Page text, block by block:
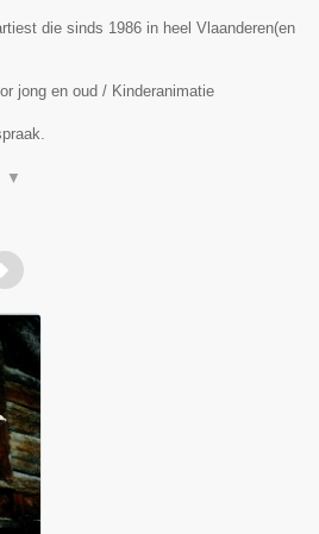
die sinds 1986 in heel Vlaanderen(en
jong en oud / Kinderanimatie
▼